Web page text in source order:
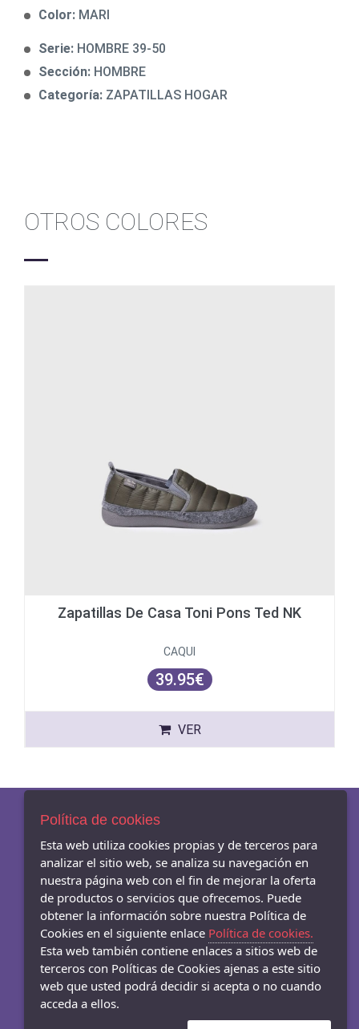
Color: MARI
Serie: HOMBRE 39-50
Sección: HOMBRE
Categoría: ZAPATILLAS HOGAR
OTROS COLORES
Zapatillas De Casa Toni Pons Ted NK
CAQUI
39.95€
VER
AVISO LEGAL
POLÍTICA DE COOKIES
ENVÍOS Y DEVOLUCIONES
- Carrer Mar 54-56, Badalona - 08911 (Barcelona)
Política de cookies
Esta web utiliza cookies propias y de terceros para
analizar el sitio web, se analiza su navegación en
nuestra página web con el fin de mejorar la oferta
de productos o servicios que ofrecemos. Puede
obtener la información sobre nuestra Política de
Cookies en el siguiente enlace Política de cookies.
Esta web también contiene enlaces a sitios web de
terceros con Políticas de Cookies ajenas a este sitio
web que usted podrá decidir si acepta o no cuando
acceda a ellos.